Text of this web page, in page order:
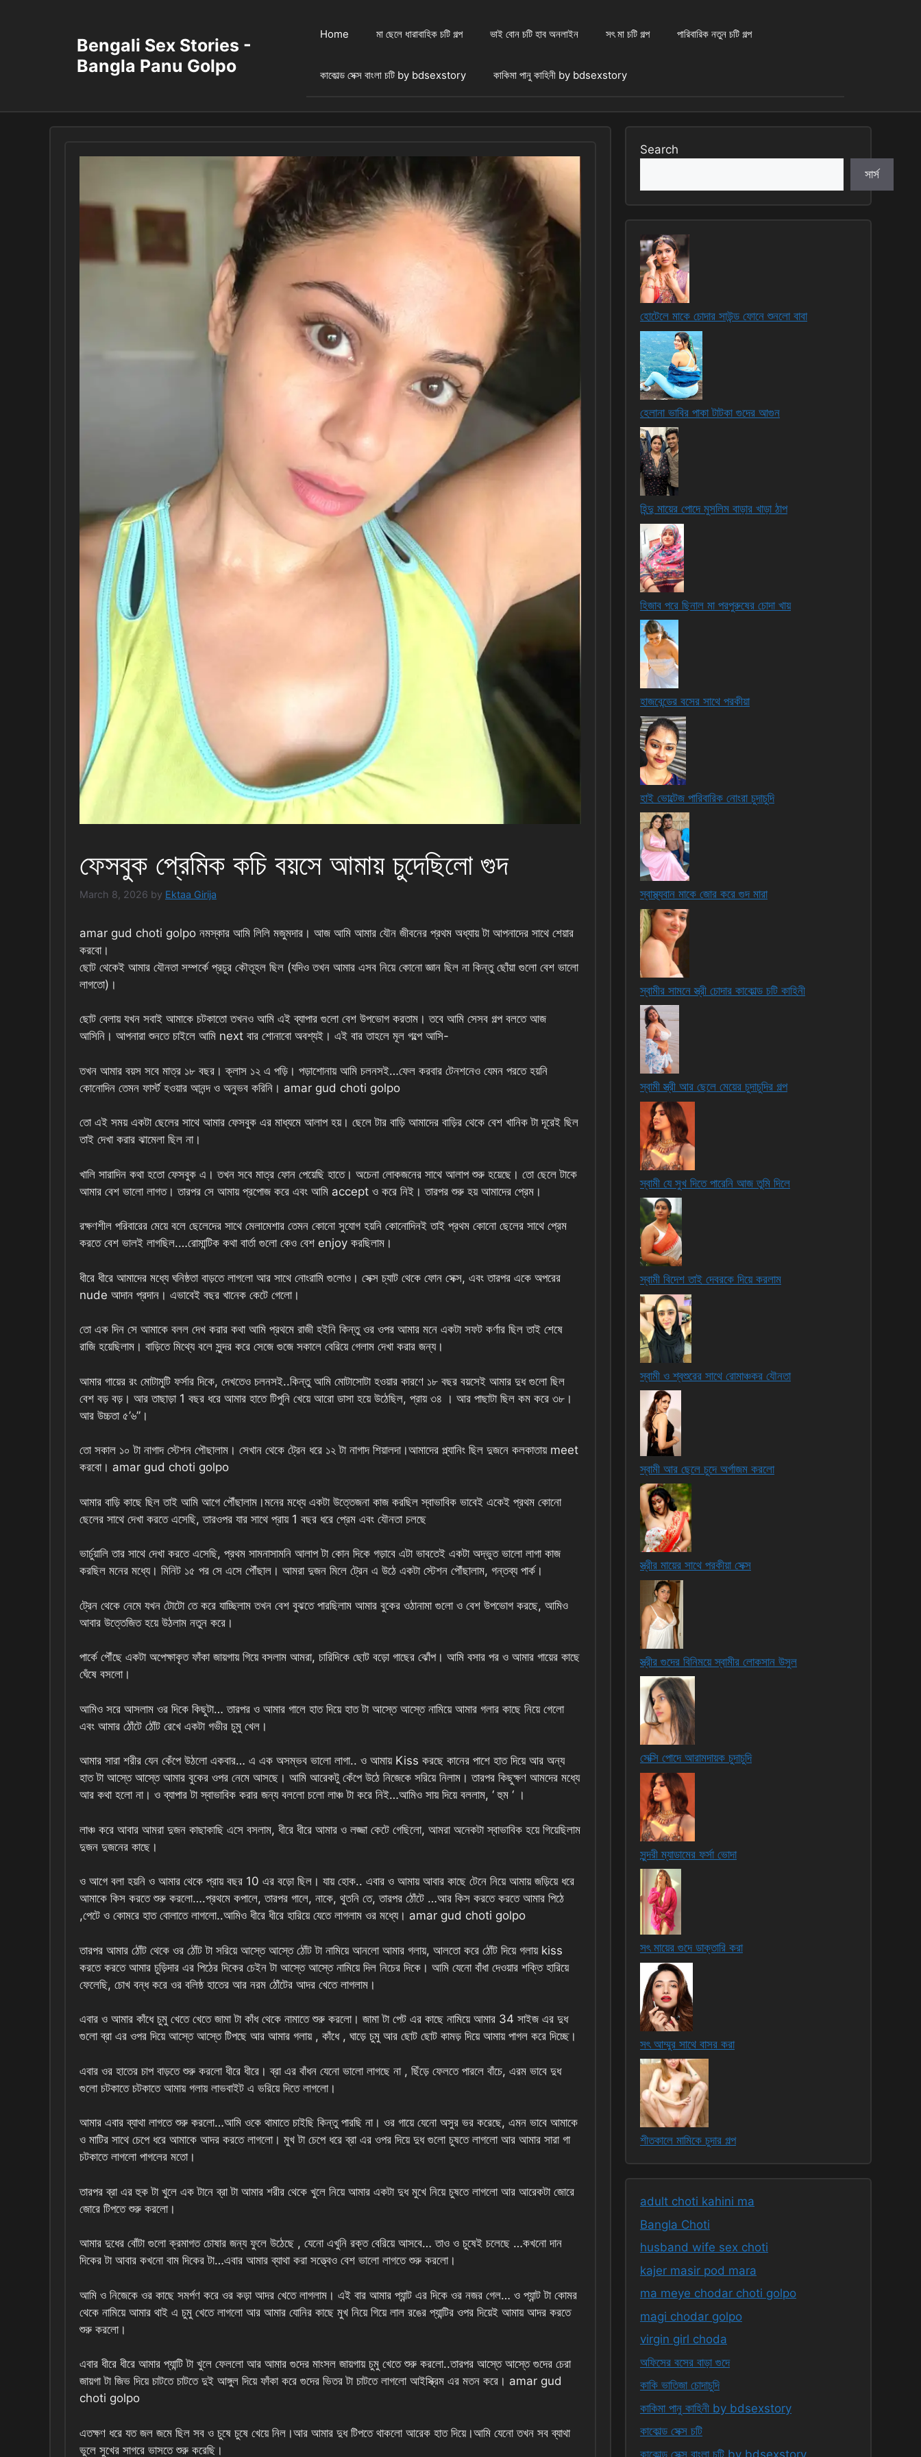
Bengali Sex Stories -
Bangla Panu Golpo
Home মা ছেলে ধারাবাহিক চটি গল্প ভাই বোন চটি হাব অনলাইন সৎ মা চটি গল্প পারিবারিক নতুন চটি গল্প
কাকোল্ড সেক্স বাংলা চটি by bdsexstory কাকিমা পানু কাহিনী by bdsexstory
ফেসবুক প্রেমিক কচি বয়সে আমায় চুদেছিলো গুদ
March 8, 2026 by Ektaa Girija
amar gud choti golpo নমস্কার আমি লিলি মজুমদার। আজ আমি আমার যৌন জীবনের প্রথম অধ্যায় টা আপনাদের সাথে শেয়ার
করবো।
ছোট থেকেই আমার যৌনতা সম্পর্কে প্রচুর কৌতূহল ছিল (যদিও তখন আমার এসব নিয়ে কোনো জ্ঞান ছিল না কিন্তু ছোঁয়া গুলো বেশ ভালো
লাগতো)।
ছোট বেলায় যখন সবাই আমাকে চটকাতো তখনও আমি এই ব্যাপার গুলো বেশ উপভোগ করতাম। তবে আমি সেসব গল্প বলতে আজ
আসিনি। আপনারা শুনতে চাইলে আমি next বার শোনাবো অবশ্যই। এই বার তাহলে মূল গল্পে আসি-
তখন আমার বয়স সবে মাত্র ১৮ বছর। ক্লাস ১২ এ পড়ি। পড়াশোনায় আমি চলনসই…ফেল করবার টেনশনেও যেমন পরতে হয়নি
কোনোদিন তেমন ফার্স্ট হওয়ার আনন্দ ও অনুভব করিনি। amar gud choti golpo
তো এই সময় একটা ছেলের সাথে আমার ফেসবুক এর মাধ্যমে আলাপ হয়। ছেলে টার বাড়ি আমাদের বাড়ির থেকে বেশ খানিক টা দূরেই ছিল
তাই দেখা করার ঝামেলা ছিল না।
খালি সারাদিন কথা হতো ফেসবুক এ। তখন সবে মাত্র ফোন পেয়েছি হাতে। অচেনা লোকজনের সাথে আলাপ শুরু হয়েছে। তো ছেলে টাকে
আমার বেশ ভালো লাগত। তারপর সে আমায় প্রপোজ করে এবং আমি accept ও করে নিই। তারপর শুরু হয় আমাদের প্রেম।
রক্ষণশীল পরিবারের মেয়ে বলে ছেলেদের সাথে মেলামেশার তেমন কোনো সুযোগ হয়নি কোনোদিনই তাই প্রথম কোনো ছেলের সাথে প্রেম
করতে বেশ ভালই লাগছিল.…রোমান্টিক কথা বার্তা গুলো কেও বেশ enjoy করছিলাম।
ধীরে ধীরে আমাদের মধ্যে ঘনিষ্ঠতা বাড়তে লাগলো আর সাথে নোংরামি গুলোও। সেক্স চ্যাট থেকে ফোন সেক্স, এবং তারপর একে অপরের
nude আদান প্রদান। এভাবেই বছর খানেক কেটে গেলো।
তো এক দিন সে আমাকে বলল দেখ করার কথা আমি প্রথমে রাজী হইনি কিন্তু ওর ওপর আমার মনে একটা সফট কর্ণার ছিল তাই শেষে
রাজি হয়েছিলাম। বাড়িতে মিথ্যে বলে সুন্দর করে সেজে গুজে সকালে বেরিয়ে গেলাম দেখা করার জন্য।
আমার গায়ের রং মোটামুটি ফর্সার দিকে, দেখতেও চলনসই..কিন্তু আমি মোটাসোটা হওয়ার কারণে ১৮ বছর বয়সেই আমার দুধ গুলো ছিল
বেশ বড় বড়। আর তাছাড়া 1 বছর ধরে আমার হাতে টিপুনি খেয়ে আরো ডাসা হয়ে উঠেছিল, প্রায় ৩৪ । আর পাছাটা ছিল কম করে ৩৮।
আর উচ্চতা ৫’৬”।
তো সকাল ১০ টা নাগাদ স্টেশন পৌছালাম। সেখান থেকে ট্রেন ধরে ১২ টা নাগাদ শিয়ালদা।আমাদের প্ল্যানিং ছিল দুজনে কলকাতায় meet
করবো। amar gud choti golpo
আমার বাড়ি কাছে ছিল তাই আমি আগে পৌঁছালাম।মনের মধ্যে একটা উত্তেজনা কাজ করছিল স্বাভাবিক ভাবেই একেই প্রথম কোনো
ছেলের সাথে দেখা করতে এসেছি, তারওপর যার সাথে প্রায় 1 বছর ধরে প্রেম এবং যৌনতা চলছে
ভার্চুয়ালি তার সাথে দেখা করতে এসেছি, প্রথম সামনাসামনি আলাপ টা কোন দিকে গড়াবে এটা ভাবতেই একটা অদ্ভুত ভালো লাগা কাজ
করছিল মনের মধ্যে। মিনিট ১৫ পর সে এসে পৌঁছাল। আমরা দুজন মিলে ট্রেন এ উঠে একটা স্টেশন পৌঁছালাম, গন্তব্য পার্ক।
ট্রেন থেকে নেমে যখন টোটো তে করে যাচ্ছিলাম তখন বেশ বুঝতে পারছিলাম আমার বুকের ওঠানামা গুলো ও বেশ উপভোগ করছে, আমিও
আবার উত্তেজিত হয়ে উঠলাম নতুন করে।
পার্কে পৌঁছে একটা অপেক্ষাকৃত ফাঁকা জায়গায় গিয়ে বসলাম আমরা, চারিদিকে ছোট বড়ো গাছের ঝোঁপ। আমি বসার পর ও আমার গায়ের কাছে
ঘেঁষে বসলো।
আমিও সরে আসলাম ওর দিকে কিছুটা… তারপর ও আমার গালে হাত দিয়ে হাত টা আস্তে আস্তে নামিয়ে আমার গলার কাছে নিয়ে গেলো
এবং আমার ঠোঁটে ঠোঁট রেখে একটা গভীর চুমু খেল।
আমার সারা শরীর যেন কেঁপে উঠলো একবার… এ এক অসম্ভব ভালো লাগা.. ও আমায় Kiss করছে কানের পাশে হাত দিয়ে আর অন্য
হাত টা আস্তে আস্তে আমার বুকের ওপর নেমে আসছে। আমি আরেকটু কেঁপে উঠে নিজেকে সরিয়ে নিলাম। তারপর কিছুক্ষণ আমদের মধ্যে
আর কথা হলো না। ও ব্যাপার টা স্বাভাবিক করার জন্য বললো চলো লাঞ্চ টা করে নিই…আমিও সায় দিয়ে বললাম, ‘ হুম ‘ ।
লাঞ্চ করে আবার আমরা দুজন কাছাকাছি এসে বসলাম, ধীরে ধীরে আমার ও লজ্জা কেটে গেছিলো, আমরা অনেকটা স্বাভাবিক হয়ে গিয়েছিলাম
দুজন দুজনের কাছে।
ও আগে বলা হয়নি ও আমার থেকে প্রায় বছর 10 এর বড়ো ছিল। যায় হোক.. এবার ও আমায় আবার কাছে টেনে নিয়ে আমায় জড়িয়ে ধরে
আমাকে কিস করতে শুরু করলো….প্রথমে কপালে, তারপর গালে, নাকে, থুতনি তে, তারপর ঠোঁটে …আর কিস করতে করতে আমার পিঠে
,পেটে ও কোমরে হাত বোলাতে লাগলো..আমিও ধীরে ধীরে হারিয়ে যেতে লাগলাম ওর মধ্যে। amar gud choti golpo
তারপর আমার ঠোঁট থেকে ওর ঠোঁট টা সরিয়ে আস্তে আস্তে ঠোঁট টা নামিয়ে আনলো আমার গলায়, আলতো করে ঠোঁট দিয়ে গলায় kiss
করতে করতে আমার চুড়িদার এর পিঠের দিকের চেইন টা আস্তে আস্তে নামিয়ে দিল নিচের দিকে। আমি যেনো বাঁধা দেওয়ার শক্তি হারিয়ে
ফেলেছি, চোখ বন্ধ করে ওর বলিষ্ঠ হাতের আর নরম ঠোঁটের আদর খেতে লাগলাম।
এবার ও আমার কাঁধে চুমু খেতে খেতে জামা টা কাঁধ থেকে নামাতে শুরু করলো। জামা টা পেট এর কাছে নামিয়ে আমার 34 সাইজ এর দুধ
গুলো ব্রা এর ওপর দিয়ে আস্তে আস্তে টিপছে আর আমার গলায় , কাঁধে , ঘাড়ে চুমু আর ছোট ছোট কামড় দিয়ে আমায় পাগল করে দিচ্ছে।
এবার ওর হাতের চাপ বাড়তে শুরু করলো ধীরে ধীরে। ব্রা এর বাঁধন যেনো ভালো লাগছে না , ছিঁড়ে ফেলতে পারলে বাঁচে, এরম ভাবে দুধ
গুলো চটকাতে চটকাতে আমায় গলায় লাভবাইট এ ভরিয়ে দিতে লাগলো।
আমার এবার ব্যাথা লাগতে শুরু করলো…আমি ওকে থামাতে চাইছি কিন্তু পারছি না। ওর গায়ে যেনো অসুর ভর করেছে, এমন ভাবে আমাকে
ও মাটির সাথে চেপে ধরে আমাকে আদর করতে লাগলো। মুখ টা চেপে ধরে ব্রা এর ওপর দিয়ে দুধ গুলো চুষতে লাগলো আর আমার সারা গা
চটকাতে লাগলো পাগলের মতো।
তারপর ব্রা এর হুক টা খুলে এক টানে ব্রা টা আমার শরীর থেকে খুলে নিয়ে আমার একটা দুধ মুখে নিয়ে চুষতে লাগলো আর আরেকটা জোরে
জোরে টিপতে শুরু করলো।
আমার দুধের বোঁটা গুলো ক্রমাগত চোষার জন্য ফুলে উঠেছে , যেনো এখুনি রক্ত বেরিয়ে আসবে… তাও ও চুষেই চলেছে …কখনো দান
দিকের টা আবার কখনো বাম দিকের টা…এবার আমার ব্যাথা করা সত্ত্বেও বেশ ভালো লাগতে শুরু করলো।
আমি ও নিজেকে ওর কাছে সমর্পণ করে ওর কড়া আদর খেতে লাগলাম। এই বার আমার প্যান্ট এর দিকে ওর নজর গেল… ও প্যান্ট টা কোমর
থেকে নামিয়ে আমার থাই এ চুমু খেতে লাগলো আর আমার যোনির কাছে মুখ নিয়ে গিয়ে লাল রঙের প্যান্টির ওপর দিয়েই আমায় আদর করতে
শুরু করলো।
এবার ধীরে ধীরে আমার প্যান্টি টা খুলে ফেললো আর আমার গুদের মাংসল জায়গায় চুমু খেতে শুরু করলো..তারপর আস্তে আস্তে গুদের চেরা
জায়গা টা জিভ দিয়ে চাটতে চাটতে দুই আঙ্গুল দিয়ে ফাঁকা করে গুদের ভিতর টা চাটতে লাগলো আইস্ক্রিম এর মতন করে। amar gud
choti golpo
এতক্ষণ ধরে যত জল জমে ছিল সব ও চুষে চুষে খেয়ে নিল।আর আমার দুধ টিপতে থাকলো আরেক হাত দিয়ে।আমি যেনো তখন সব ব্যাথা
ভুলে সুখের সাগরে ভাসতে শুরু করেছি।
Search
সার্স
হোটেলে মাকে চোদার সাউন্ড ফোনে শুনলো বাবা
হেলানা ভাবির পাকা টাটকা গুদের আগুন
হিন্দু মায়ের পোদে মুসলিম বাড়ার খাড়া ঠাপ
হিজাব পরে ছিনাল মা পরপুরুষের চোদা খায়
হাজবেন্ডের বসের সাথে পরকীয়া
হাই ভোল্টেজ পারিবারিক নোংরা চুদাচুদি
স্বাস্থ্যবান মাকে জোর করে গুদ মারা
স্বামীর সামনে স্ত্রী চোদার কাকোল্ড চটি কাহিনী
স্বামী স্ত্রী আর ছেলে মেয়ের চুদাচুদির গল্প
স্বামী যে সুখ দিতে পারেনি আজ তুমি দিলে
স্বামী বিদেশ তাই দেবরকে দিয়ে করলাম
স্বামী ও শ্বশুরের সাথে রোমাঞ্চকর যৌনতা
স্বামী আর ছেলে চুদে অর্গাজম করলো
স্ত্রীর মায়ের সাথে পরকীয়া সেক্স
স্ত্রীর গুদের বিনিময়ে স্বামীর লোকসান উসুল
সেক্সি পোদে আরামদায়ক চুদাচুদি
সুন্দরী ম্যাডামের ফর্সা ভোদা
সৎ মায়ের গুদে ডাক্তারি করা
সৎ আম্মুর সাথে বাসর করা
শীতকালে মামিকে চুদার গল্প
adult choti kahini ma
Bangla Choti
husband wife sex choti
kajer masir pod mara
ma meye chodar choti golpo
magi chodar golpo
virgin girl choda
অফিসের বসের বাড়া গুদে
কাকি ভাতিজা চোদাচুদি
কাকিমা পানু কাহিনী by bdsexstory
কাকোল্ড সেক্স চটি
কাকোল্ড সেক্স বাংলা চটি by bdsexstory